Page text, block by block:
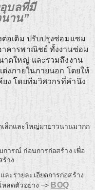
อุบลที่มี
าน”
ต่อเติม ปรับปรุงซ่อมแซม
าคารพาณิชย์ ทั้งงานซ่อม
าดใหญ่ และรวมถึงงาน
งภายในภายนอก โดยให้
ง โดยทีมวิศวกรที่คำนึง
ล็กและใหญ่มายาวนานมากก
ารณ์ ก่อนการก่อสร้าง เพื่อ
ร้าง
ะรายละเอียดการก่อสร้าง
หลดตัวอย่าง –> BOQ